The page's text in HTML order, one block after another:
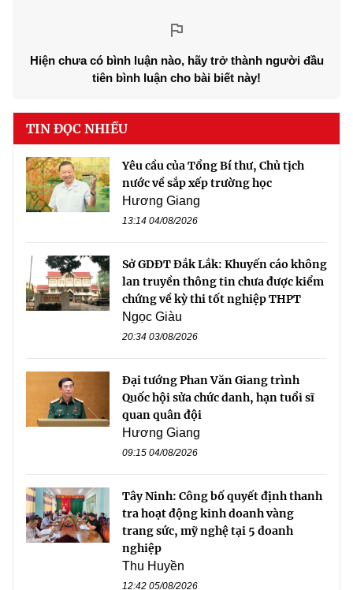
Hiện chưa có bình luận nào, hãy trở thành người đầu
tiên bình luận cho bài biết này!
TIN ĐỌC NHIỀU
Yêu cầu của Tổng Bí thư, Chủ tịch
nước về sắp xếp trường học
Hương Giang
13:14 04/08/2026
Sở GDĐT Đắk Lắk: Khuyến cáo không
lan truyền thông tin chưa được kiểm
chứng về kỳ thi tốt nghiệp THPT
Ngọc Giàu
20:34 03/08/2026
Đại tướng Phan Văn Giang trình
Quốc hội sửa chức danh, hạn tuổi sĩ
quan quân đội
Hương Giang
09:15 04/08/2026
Tây Ninh: Công bố quyết định thanh
tra hoạt động kinh doanh vàng
trang sức, mỹ nghệ tại 5 doanh
nghiệp
Thu Huyền
12:42 05/08/2026